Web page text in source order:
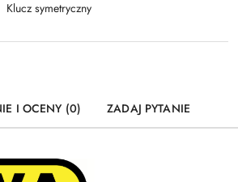
Klucz symetryczny
I OCENY (0) ZADAJ PYTANIE